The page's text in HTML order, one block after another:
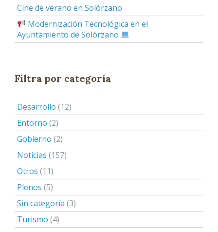
Cine de verano en Solórzano
Modernización Tecnológica en el
Ayuntamiento de Solórzano
Filtra por categoría
Desarrollo (12)
Entorno (2)
Gobierno (2)
Noticias (157)
Otros (11)
Plenos (5)
Sin categoría (3)
Turismo (4)